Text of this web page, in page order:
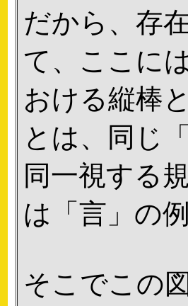
だから、存
て、ここに
おける縦棒
とは、同じ
同一視する
は「言」の
そこでこの